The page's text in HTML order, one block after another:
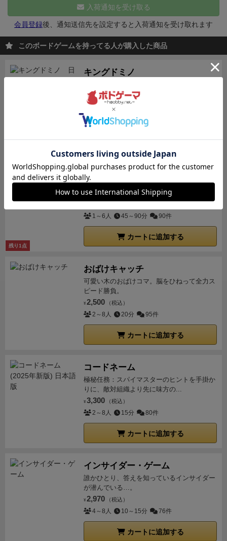
す。多くても少なくても得点にならず、ちょうど
「4」にします。「1」であれば、同じ1のひつじカー
ドが隣接しないよう孤立させると得点できます。
こう
してセットを作るよう並べていくのですが、カードの
置き方には独特なルールがあって、ここが悩ましくも
楽しい部分になってきます。
「一度にたくさん置きた
は計画性が必要」みたいな状況になるので、プレイヤ
・最も効率良くたくさんカードを置ける組み合わ
せを探して、公開山札から引く・たくさん置けてもセ
なります。公開山札は2×4の列になっていて、いずれ
かの列の2枚を引きます。つまり毎回両方ともが欲し
いカードというわけにはならず、手札にいらないカー
ドが余ります。しかしゲーム中に手に入るカードの量
も限られているので、なるべく有効に活用しないと無
駄になってしまう。 これらの要素によって、「カード
を引く時のジレンマ」「手札を管理する悩ましさ」を
中心として「ひつじのセットを配置するパズル」を行
がっていきます。更にひつじカードには「このマーク
の羊を場所に関係なくたくさん置いた人がボーナス入
人がボーナス貰えるよ」といった別軸のセットコレク
点になるよ」といった減点もありで、単純に数字の合
自体はシンプルなのでサクサク進みます。夢中になっ
て引いたり置いたりしているうちに、気づくとゲーム
終盤になっている…かなり軽快で悩ましいゲームで
各ルールのバランスも互いを邪魔しない程度に上
手く噛み合って機能しているし、完成度の高いゲーム
コンポーネントはハーフサイズカー
感じです。手触りの良いざらざらの加工にもなってい
るので、小さいながら質感の良さが際立っています。
箱もコンパクトサイズで持ち運びにも便利で、デザイ
ンも良いため所持しているだけでも満足感がありま
インストも5分あれば済みますし、遊びやすく、
考えどころもしっかり確保されているので初心者から
上級者まで手軽にオススメできる良作だと思います。
入荷通知を受け取る
会員登録後、通知送信先を設定すると入荷通知を受け取れます
このボードゲームを持ってる人が購入した商品
キングドミノ
広がる自分の王国を広げよう！
3,300 （税込）
2～4人 15～20分
カートに追加する
残り1点
ワイナリーの四季
あなたの手でワイナリーを復興させよう！
ワイナリー経営がテーマのワー...
7,920
1～6人 45～90分 90件
カートに追加する
おばけキャッチ
可愛い木のおばけコマ。脳をひねって全力ス
ピード勝負。
¥ 2,500 （税込）
2～8人 20分 95件
カートに追加する
コードネーム
極秘任務：スパイマスターのヒントを手掛か
りに、敵対組織より先に味方の...
¥ 3,300 （税込）
2～8人 15分 80件
カートに追加する
インサイダー・ゲーム
誰かひとり、答えを知っているインサイダー
が潜んでいる…。
¥ 2,970 （税込）
4～8人 10～15分 76件
カートに追加する